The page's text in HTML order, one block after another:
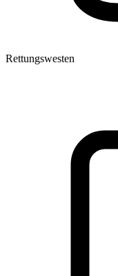
Rettungswesten